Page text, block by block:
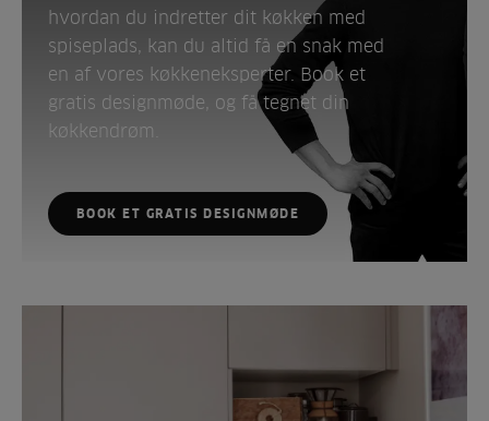
hvordan du indretter dit køkken med
spiseplads, kan du altid få en snak med
en af vores køkkeneksperter. Book et
gratis designmøde, og få tegnet din
køkkendrøm.
BOOK ET GRATIS DESIGNMØDE